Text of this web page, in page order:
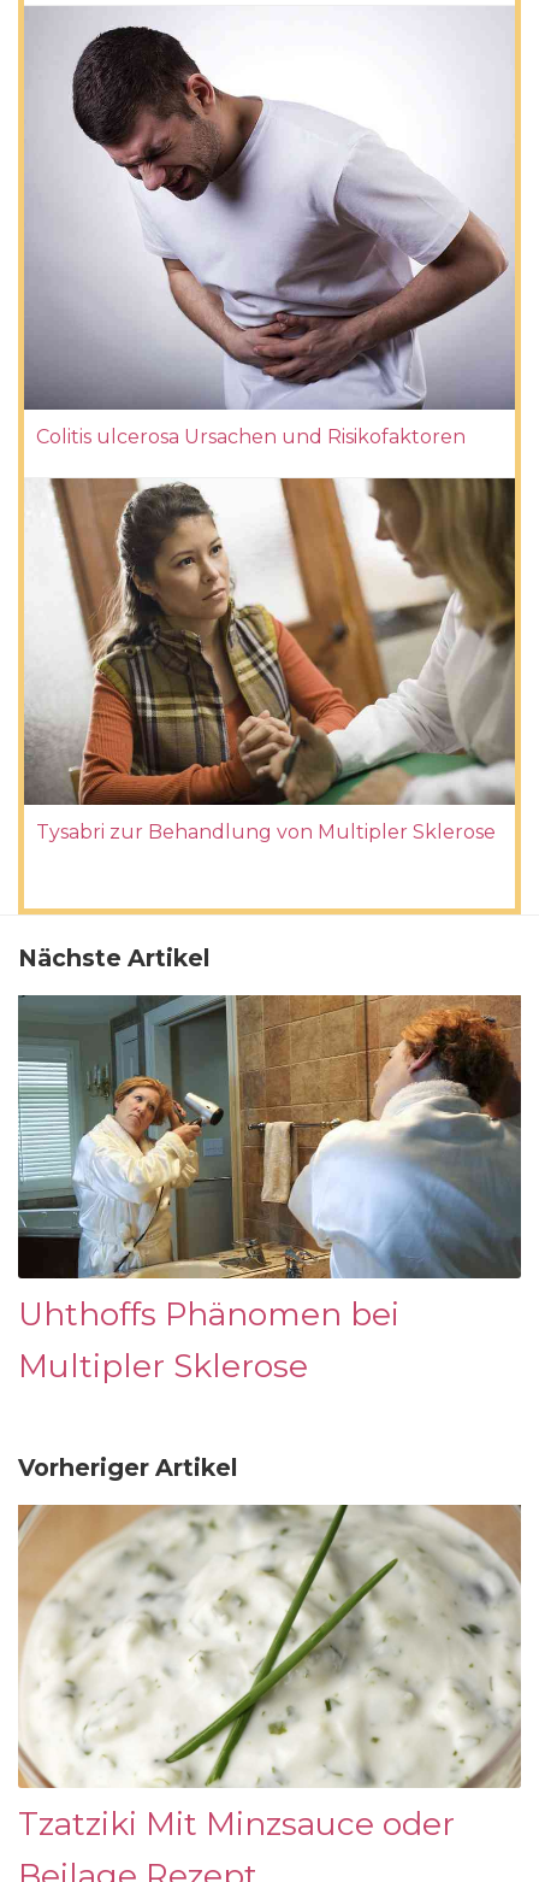
Colitis ulcerosa Ursachen und Risikofaktoren
Tysabri zur Behandlung von Multipler Sklerose
Nächste Artikel
Uhthoffs Phänomen bei
Multipler Sklerose
Vorheriger Artikel
Tzatziki Mit Minzsauce oder